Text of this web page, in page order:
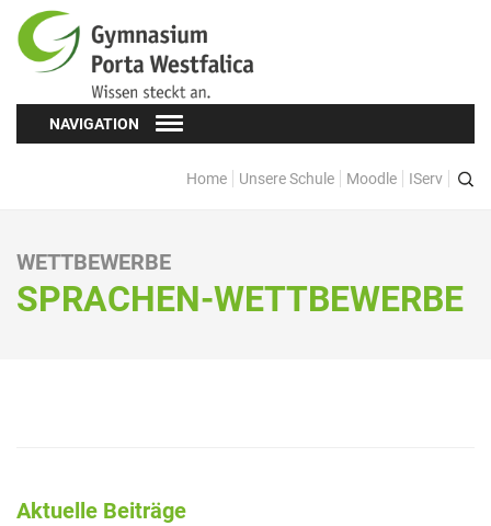
NAVIGATION
Home Unsere Schule Moodle IServ
Oberstufe
Elterninformationen
WETTBEWERBE
SPRACHEN-WETTBEWERBE
Aktuelle Beiträge